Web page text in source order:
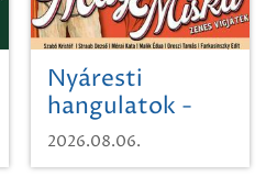
Nyáresti
hangulatok -
Mágnás Miska
2026.08.06.